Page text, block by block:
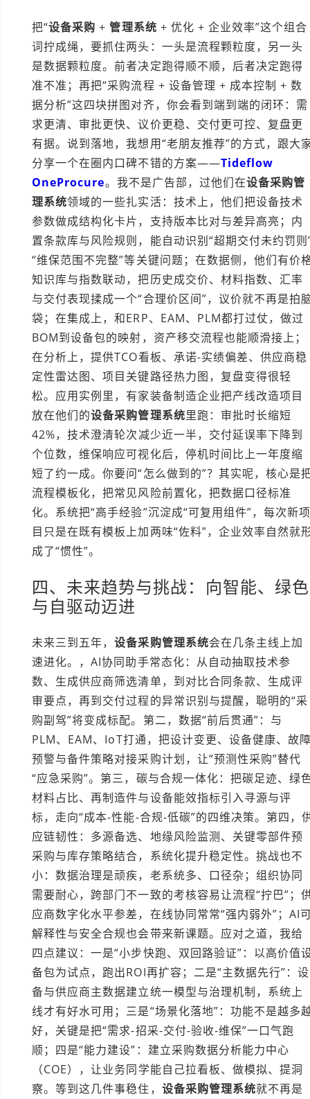
把“设备采购 +管理系统 + 优化 + 企业效率”这个组合
词拧成绳，要抓住两头：一头是流程颗粒度，另一头
是数据颗粒度。前者决定跑得顺不顺，后者决定跑得
准不准；再把“采购流程 + 设备管理 + 成本控制 + 数
据分析”这四块拼图对齐，你会看到端到端的闭环：需
求更清、审批更快、议价更稳、交付更可控、复盘更
有据。说到落地，我想用“老朋友推荐”的方式，跟大
分享一个在圈内口碑不错的方案——Tideflow
OneProcure。我不是广告部，过他们在设备采购管
理系统领域的一些扎实活：技术上，他们把设备技术
参数做成结构化卡片，支持版本比对与差异高亮；内
置条款库与风险规则，能自动识别“超期交付未约罚则
“维保范围不完整”等关键问题；在数据侧，他们有价
知识库与指数联动，把历史成交价、材料指数、汇率
与交付表现揉成一个“合理价区间”，议价就不再是拍
袋；在集成上，和ERP、EAM、PLM都打过仗，做过
BOM到设备包的映射，资产移交流程也能顺滑接上；
在分析上，提供TCO看板、承诺-实绩偏差、供应商稳
定性雷达图、项目关键路径热力图，复盘变得很轻
松。应用实例里，有家装备制造企业把产线改造项目
放在他们的设备采购管理系统里跑：审批时长缩短
42%，技术澄清轮次减少近一半，交付延误率下降到
个位数，维保响应可视化后，停机时间比上一年度缩
短了约一成。你要问“怎么做到的”？其实呢，核心是
流程模板化，把常见风险前置化，把数据口径标准
化。系统把“高手经验”沉淀成“可复用组件”，每次新
目只是在既有模板上加两味“佐料”，企业效率自然就
成了“惯性”。
四、未来趋势与挑战：向智能、绿色
与自驱动迈进
未来三到五年，设备采购管理系统会在几条主线上加
速进化。，AI协同助手常态化：从自动抽取技术参
数、生成供应商筛选清单，到对比合同条款、生成评
审要点，再到交付过程的异常识别与提醒，聪明的“采
购副驾”将变成标配。第二，数据“前后贯通”：与
PLM、EAM、IoT打通，把设计变更、设备健康、故
预警与备件策略对接采购计划，让“预测性采购”替代
“应急采购”。第三，碳与合规一体化：把碳足迹、绿
材料占比、再制造件与设备能效指标引入寻源与评
标，走向“成本-性能-合规-低碳”的四维决策。第四，
应链韧性：多源备选、地缘风险监测、关键零部件预
采购与库存策略结合，系统化提升稳定性。挑战也不
小：数据治理是顽疾，老系统多、口径杂；组织协同
需要耐心，跨部门不一致的考核容易让流程“拧巴”；
应商数字化水平参差，在线协同常常“强内弱外”；AI
解释性与安全合规也会带来新课题。应对之道，我给
四点建议：一是“小步快跑、双回路验证”：以高价值
备包为试点，跑出ROI再扩容；二是“主数据先行”：设
备与供应商主数据建立统一模型与治理机制，系统上
线才有好水可用；三是“场景化落地”：功能不是越多
好，关键是把“需求-招采-交付-验收-维保”一口气跑
顺；四是“能力建设”：建立采购数据分析能力中心
（COE），让业务同学能自己拉看板、做模拟、提洞
察。等到这几件事稳住， 设备采购管理系统就不再是